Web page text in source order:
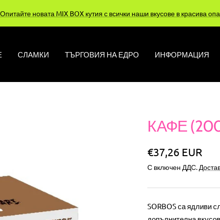
Опитайте новата MIX BOX кутия с всички наши вкусове в красива
СЛАМКИ ТЪРГОВИЯ НА ЕДРО ИНФОРМАЦИЯ
КАФЕ
Специална
цена
€37,26 EUR
С включен ДДС.
SORBOS са ядливи